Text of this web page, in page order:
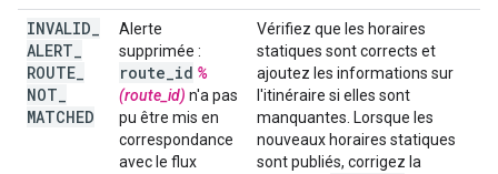
INVALID
ALERT
ROUTE
NOT
MATCHED
Alerte
supprimée :
route id %
(route_id) n'a pas
pu être mis en
correspondance
avec le flux
Vérifiez que les horaires
statiques sont corrects et
ajoutez les informations sur
l'itinéraire si elles sont
manquantes. Lorsque les
nouveaux horaires statiques
sont publiés, corrigez la